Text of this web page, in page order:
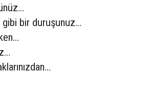
bir duruşunuz…